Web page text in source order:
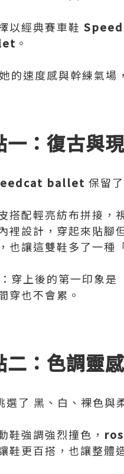
以經典賽車鞋
。
的速度感與幹練氣
一：復古與
ballet 保留
搭配輕亮紡布拼接，
裡設計，穿起來貼腳
也讓這雙鞋多了一種
穿上後的第一印象
穿也不會累。
：色調靈
選了 黑、白、裸色與
鞋強調強烈撞色，
鞋更百搭，也讓整體